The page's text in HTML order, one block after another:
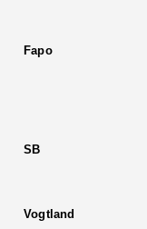
Fapo
SB
Vogtland